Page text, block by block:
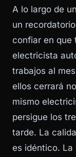
A lo largo de
un
confiar en que
electricista
trabajos al
ellos cerrará
mismo
persigue los
tarde. La
es idéntico. La